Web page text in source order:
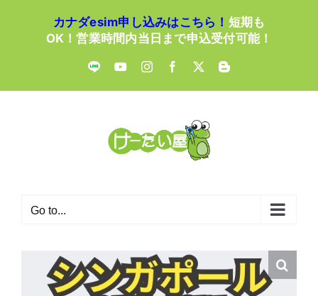
カナダesim申し込みはこちら！ 短期も
OK！営業時間内当日まで申込受付可能！
LINE YouTubeInstagramFacebook
X Blogger
Go to...